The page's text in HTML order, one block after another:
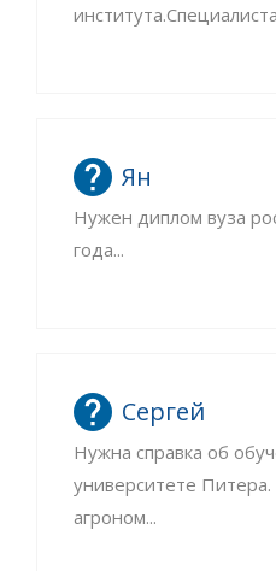
Ян
Нужен диплом вуза
года...
Сергей
Нужна справка об
университете
агроном...